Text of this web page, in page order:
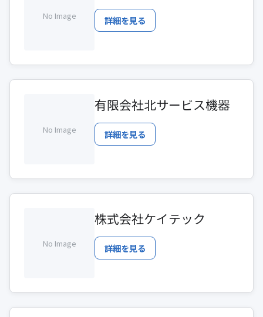
No Image 詳細を見る
No Image
有限会社北サービス機器
詳細を見る
No Image
株式会社ケイテック
詳細を見る